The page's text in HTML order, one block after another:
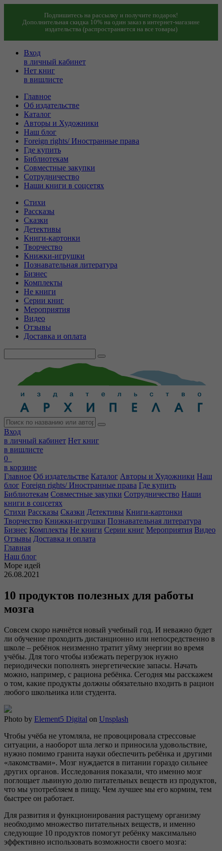
Подпишитесь на рассылку и получите подарок!
Дополнительная скидка 10% на один заказ в интернет-магазине
издательства (распространяется на все товары)
Вход
в личный кабинет
Нет книг
в вишлисте
Главное
Об издательстве
Каталог
Авторы и Художники
Наш блог
Foreign rights/ Иностранные права
Где купить
Библиотекам
Совместные закупки
Сотрудничество
Наши книги в соцсетях
Стихи
Рассказы
Сказки
Детективы
Книги-картонки
Творчество
Книжки-игрушки
Познавательная литература
Бизнес
Комплекты
Не книги
Серии книг
Мероприятия
Видео
Отзывы
Доставка и оплата
Вход
в личный кабинет Нет книг
в вишлисте
0
в корзине
Главное Об издательстве Каталог Авторы и Художники Наш
блог Foreign rights/ Иностранные права Где купить
Библиотекам Совместные закупки Сотрудничество Наши
книги в соцсетях
Стихи Рассказы Сказки Детективы Книги-картонки
Творчество Книжки-игрушки Познавательная литература
Бизнес Комплекты Не книги Серии книг Мероприятия Видео
Отзывы Доставка и оплата
Главная
Наш блог
Море идей
26.08.2021
10 продуктов полезных для работы
мозга
Совсем скоро начнётся новый учебный год. И неважно будет
ли обучение проходить дистанционно или непосредственно в
школе – ребёнок неизменно тратит уйму энергии во время
учёбы. Для того чтобы избежать перегрузок нужно
периодически пополнять энергетические запасы. Начать
можно, например, с рациона ребёнка. Сегодня мы расскажем
о том, какие продукты должны обязательно входить в рацион
любого школьника или студента.
Photo by Element5 Digital on Unsplash
Чтобы учёба не утомляла, не провоцировала стрессовые
ситуации, а наоборот шла легко и приносила удовольствие,
нужно помимо гранита науки обеспечить ребёнка и другими
«лакомствами». Мозг нуждается в питании гораздо сильнее
других органов. Исследования показали, что именно мозг
поглощает львиную долю питательных веществ из продуктов,
что мы употребляем в пищу. Чем лучшее мы его кормим, тем
быстрее он работает.
Для развития и функционирования растущему организму
необходимо множество питательных веществ, и именно
следующие 10 продуктов помогут ребёнку максимально
эффективно использовать возможности своего мозга: